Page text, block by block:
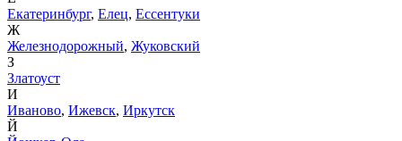
Екатеринбург, Елец, Ессентуки
Ж
Железнодорожный, Жуковский
З
Златоуст
И
Иваново, Ижевск, Иркутск
Й